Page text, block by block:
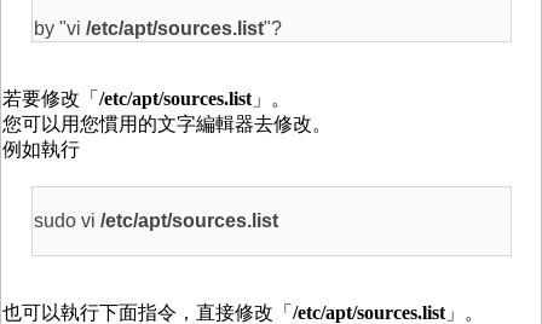
by "vi /etc/apt/sources.list"?
若要修改「 /etc/apt/sources.list」。
您可以用您慣用的文字編輯器去修改。
例如執行
sudo vi /etc/apt/sources.list
也可以執行下面指令，直接修改「 /etc/apt/sources.list」。